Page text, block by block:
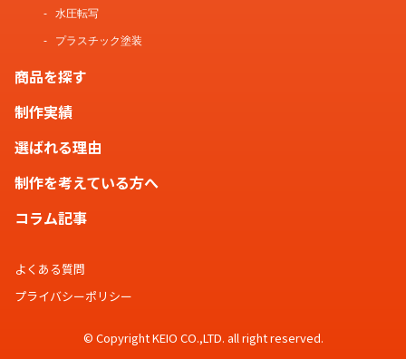
水圧転写
プラスチック塗装
商品を探す
制作実績
選ばれる理由
制作を考えている方へ
コラム記事
よくある質問
プライバシーポリシー
© Copyright KEIO CO.,LTD. all right reserved.